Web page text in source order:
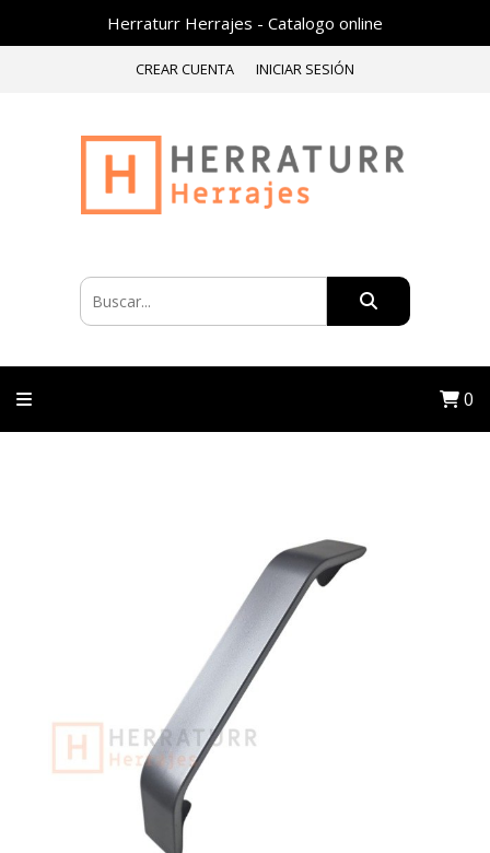
Herraturr Herrajes - Catalogo online
CREAR CUENTA INICIAR SESIÓN
0